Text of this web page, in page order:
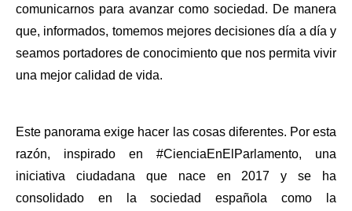
comunicarnos para avanzar como sociedad. De manera
que, informados, tomemos mejores decisiones día a día y
seamos portadores de conocimiento que nos permita vivir
una mejor calidad de vida.
Este panorama exige hacer las cosas diferentes. Por esta
razón, inspirado en #CienciaEnElParlamento, una
iniciativa ciudadana que nace en 2017 y se ha
consolidado en la sociedad española como la